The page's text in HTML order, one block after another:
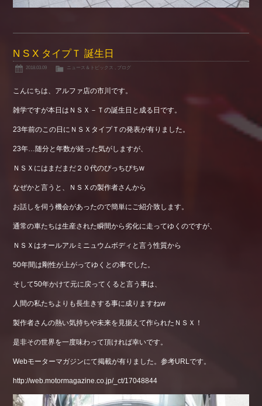
N S X タイプＴ 誕生日
2018.03.09 ニュース＆トピックス , ブログ
こんにちは、アルファ店の市川です。
雑学ですが本日はＮＳＸ－Ｔの誕生日と成る日です。
23年前のこの日にＮＳＸタイプＴの発表が有りました。
23年…随分と年数が経った気がしますが、
ＮＳＸにはまだまだ２０代のぴっちぴちw
なぜかと言うと、ＮＳＸの製作者さんから
お話しを伺う機会があったので簡単にご紹介致します。
通常の車たちは生産された瞬間から劣化に走ってゆくのですが、
ＮＳＸはオールアルミニュウムボディと言う性質から
50年間は剛性が上がってゆくとの事でした。
そして50年かけて元に戻ってくると言う事は、
人間の私たちよりも長生きする事に成りますねw
製作者さんの熱い気持ちや未来を見据えて作られたＮＳＸ！
是非その世界を一度味わって頂ければ幸いです。
Webモーターマガジンにて掲載が有りました。参考URLです。
http://web.motormagazine.co.jp/_ct/17048844